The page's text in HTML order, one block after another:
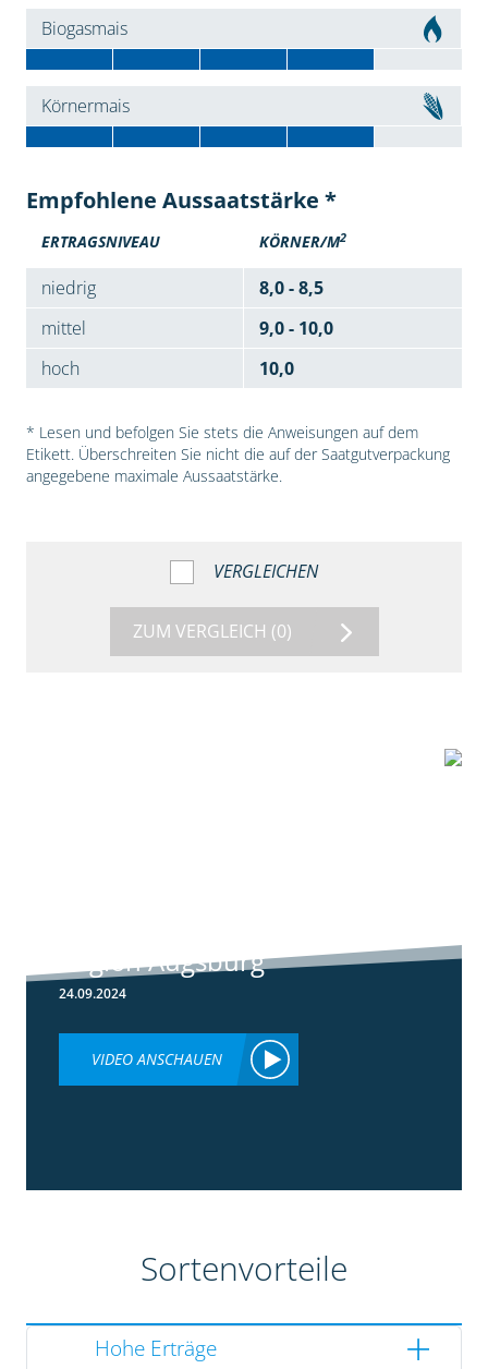
Biogasmais
Körnermais
Empfohlene Aussaatstärke *
ERTRAGSNIVEAU KÖRNER/M2
niedrig
8,0 - 8,5
mittel
9,0 - 10,0
hoch
10,0
* Lesen und befolgen Sie stets die Anweisungen auf dem
Etikett. Überschreiten Sie nicht die auf der Saatgutverpackung
angegebene maximale Aussaatstärke.
VERGLEICHEN
ZUM VERGLEICH (0)
Region Augsburg
24.09.2024
VIDEO ANSCHAUEN
Sortenvorteile
Hohe Erträge